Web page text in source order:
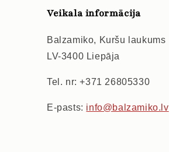
Veikala informācija
Balzamiko, Kuršu laukums
LV-3400 Liepāja
Tel. nr: +371 26805330
E-pasts: info@balzamiko.lv